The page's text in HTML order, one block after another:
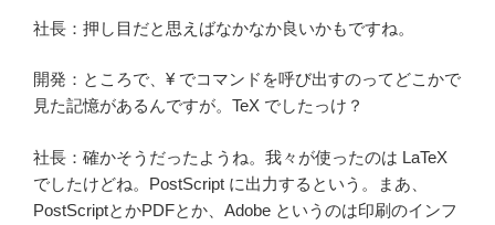
社長：押し目だと思えばなかなか良いかもですね。
開発：ところで、¥ でコマンドを呼び出すのってどこかで
見た記憶があるんですが。TeX でしたっけ？
社長：確かそうだったようね。我々が使ったのは LaTeX
でしたけどね。PostScript に出力するという。まあ、
PostScriptとかPDFとか、Adobe というのは印刷のインフ